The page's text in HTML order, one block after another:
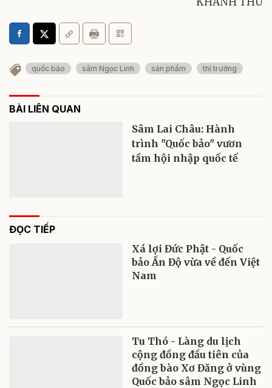
quốc bảo sâm Ngọc Linh sản phẩm thị trường
BÀI LIÊN QUAN
Sâm Lai Châu: Hành
trình "Quốc bảo" vươn
tầm hội nhập quốc tế
ĐỌC TIẾP
Xá lợi Đức Phật - Quốc
bảo Ấn Độ vừa về đến Việt
Nam
Tu Thó - Làng du lịch
cộng đồng đầu tiên của
đồng bào Xơ Đăng ở vùng
Quốc bảo sâm Ngọc Linh